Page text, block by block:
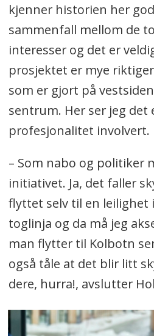
kjenner historien her
sammenfall mellom de
interesser og det er
prosjektet er mye
som er gjort på
sentrum. Her ser jeg det
profesjonalitet involvert.
– Som nabo og politiker
initiativet. Ja, det faller
flyttet selv til en
toglinja og da må jeg
man flytter til Kolbotn
også tåle at det blir litt
dere, hurra!, avslutter